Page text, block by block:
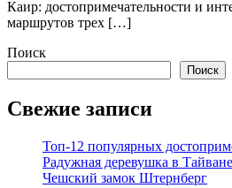
Каир: достопримечательности и
маршрутов трех […]
Поиск
Поиск
Свежие записи
Топ-12 популярных
Радужная деревушка в Тайване
Чешский замок Штернберг